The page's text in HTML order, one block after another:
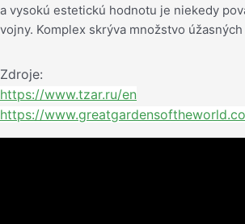
a vysokú estetickú hodnotu je niekedy
vojny. Komplex skrýva množstvo
Zdroje:
https://www.tzar.ru/en
https://